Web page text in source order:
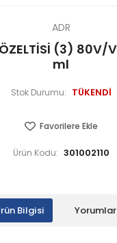
ADR
(3) 80V/
ml
Stok Durumu: TÜKENDİ
Favorilere Ekle
Ürün Kodu: 301002110
Bilgisi Yorumlar